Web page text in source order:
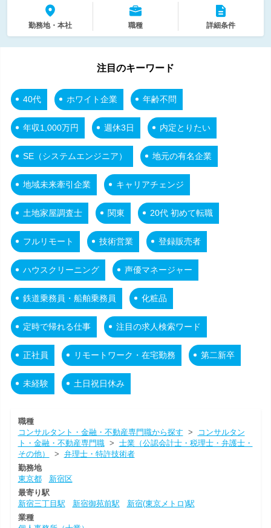
勤務地・本社 職種 詳細条件
注目のキーワード
40代 ホワイト企業 年齢不問
年収1,000万円 週休3日 内定とりたい
SE（システムエンジニア） 地元の有名企業
地域未来牽引企業 キャリアチェンジ
土地家屋調査士 関東 20代 初めて転職
フルリモート 技術営業 登録販売者
ハウスクリーニング 声優マネージャー
鉄道乗務員・船舶乗務員 化粧品
定時で帰れる仕事 注目の求人検索ワード
正社員 リモートワーク・在宅勤務 第二新卒
未経験 土日祝日休み
職種
コンサルタント・金融・不動産専門職から探す >
コンサルタン
ト・金融・不動産専門職> 士業（公認会計士・税理士・弁護士・
その他）
> 弁理士・特許技術者
勤務地
東京都
新宿区
最寄り駅
新宿三丁目駅
新宿御苑前駅
新宿(東京メトロ)駅
業種